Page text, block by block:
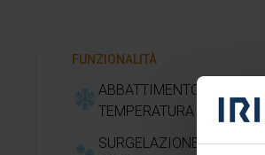
FUNZIONALITÀ
ABBATTIMENTO RAPIDO DI
TEMPERATURA A +3°C
SURGELAZIONE RAPIDA A